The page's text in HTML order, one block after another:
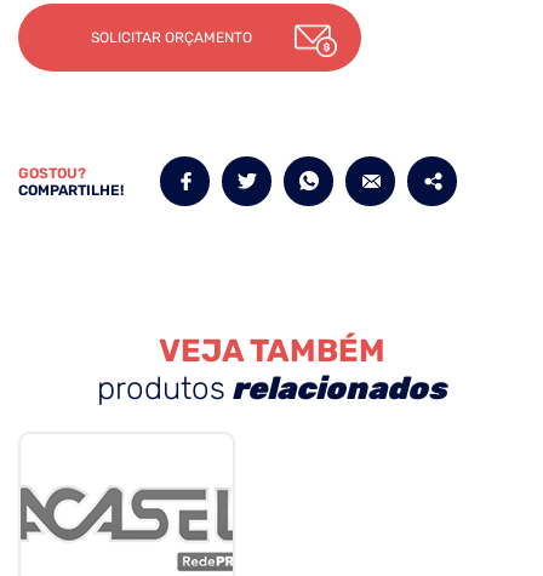
SOLICITAR ORÇAMENTO
GOSTOU?
COMPARTILHE!
VEJA TAMBÉM
produtos relacionados